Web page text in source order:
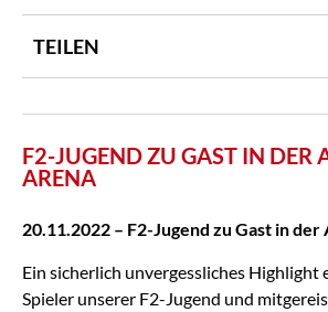
TEILEN
F2-JUGEND ZU GAST IN DER
ARENA
20.11.2022 – F2-Jugend zu Gast in
Ein sicherlich unvergessliches Highlight
Spieler unserer F2-Jugend und